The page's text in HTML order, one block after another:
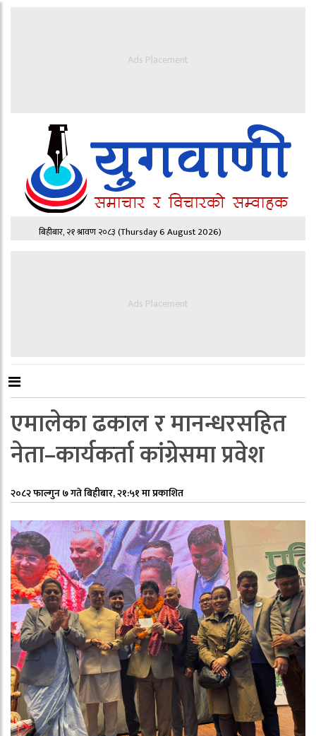
Ads Placement
बिहीबार, २१ श्रावण २०८३(Thursday 6 August 2026)
Ads Placement
एमालेका ढकाल र मानन्धरसहित
नेता–कार्यकर्ता कांग्रेसमा प्रवेश
२०८२ फाल्गुन ७ गते बिहीबार, २१:५१ मा प्रकाशित